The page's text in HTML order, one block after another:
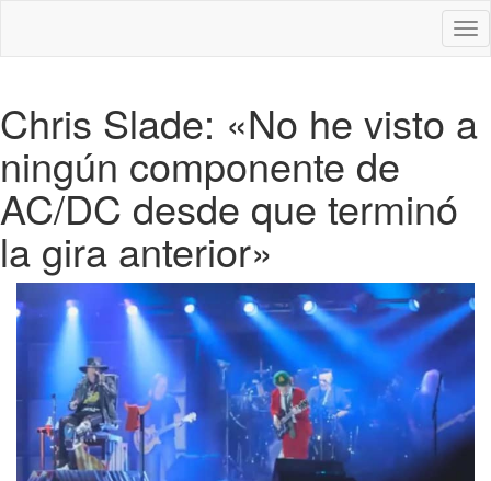
Chris Slade: «No he visto a
ningún componente de
AC/DC desde que terminó
la gira anterior»